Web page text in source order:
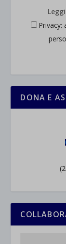
DONA E